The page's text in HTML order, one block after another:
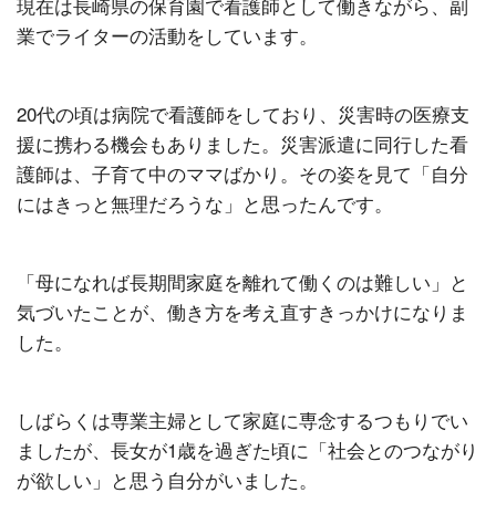
業でライターの活動をしています。
20代の頃は病院で看護師をしており、災害時の医療支
援に携わる機会もありました。災害派遣に同行した看
護師は、子育て中のママばかり。その姿を見て「自分
にはきっと無理だろうな」と思ったんです。
「母になれば長期間家庭を離れて働くのは難しい」と
気づいたことが、働き方を考え直すきっかけになりま
した。
しばらくは専業主婦として家庭に専念するつもりでい
ましたが、長女が1歳を過ぎた頃に「社会とのつながり
が欲しい」と思う自分がいました。